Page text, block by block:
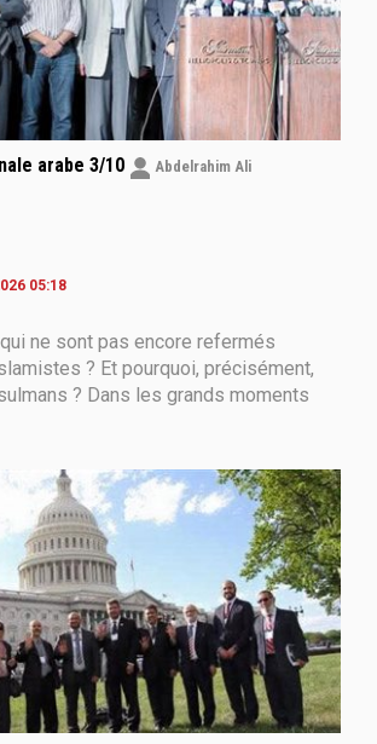
arabe 3/10 Abdelrahim Ali
05:18
ne sont pas encore refermés
? Et pourquoi, précisément,
? Dans les grands moments
qui accèdent au pouvoir, mais